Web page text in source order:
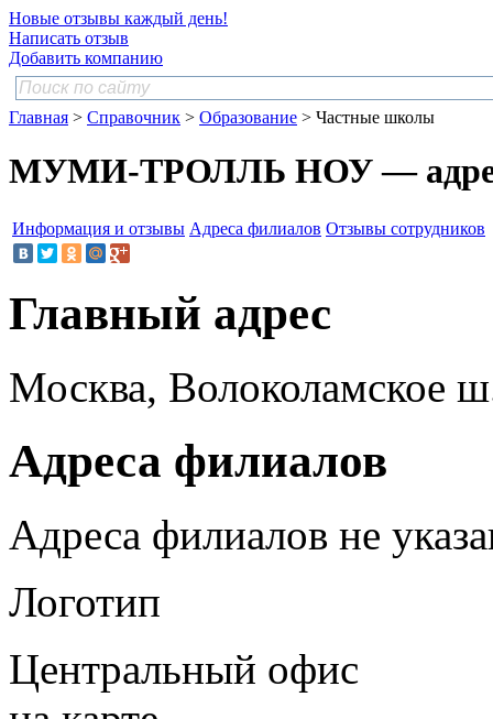
Новые отзывы каждый день!
Написать отзыв
Добавить компанию
Главная > Справочник > Образование > Частные школы
МУМИ-ТРОЛЛЬ НОУ —
Информация и отзывы Адреса филиалов Отзывы сотрудников
Главный адрес
Москва, Волоколамское
Адреса филиалов
Адреса филиалов не
Логотип
Центральный офис